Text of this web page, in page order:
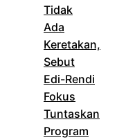
Tidak
Ada
Keretakan,
Sebut
Edi-Rendi
Fokus
Tuntaskan
Program